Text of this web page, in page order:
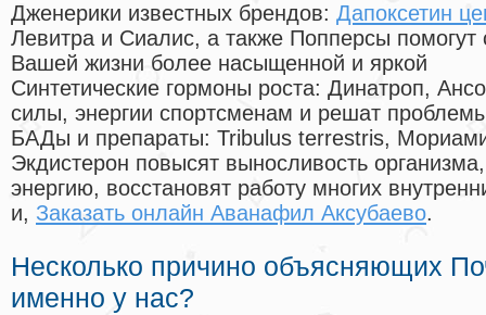
Дженерики известных брендов: Дапоксетин
Левитра и Сиалис, а также Попперсы помогут
Вашей жизни более насыщенной и яркой
Синтетические гормоны роста: Динатроп,
силы, энергии спортсменам и решат
БАДы и препараты: Tribulus terrestris,
Экдистерон повысят выносливость
энергию, восстановят работу многих
и, Заказать онлайн Аванафил Аксубаево.
Несколько причино объясняющих
именно у нас?